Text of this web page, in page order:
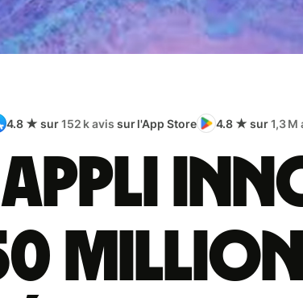
4.8 ★ sur152 k avis sur l'App Store 4.8 ★ sur1,3 M
appli